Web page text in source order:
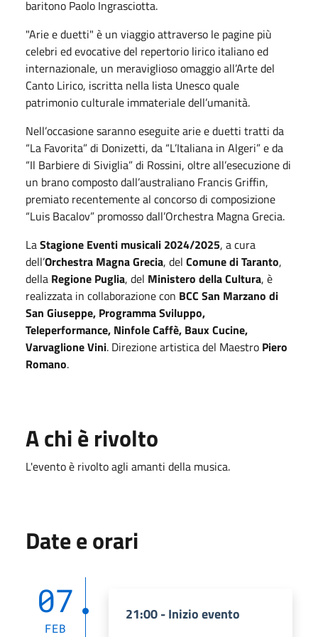
baritono Paolo Ingrasciotta.
"Arie e duetti" è un viaggio attraverso le pagine più
celebri ed evocative del repertorio lirico italiano ed
internazionale, un meraviglioso omaggio all’Arte del
Canto Lirico, iscritta nella lista Unesco quale
patrimonio culturale immateriale dell’umanità.
Nell’occasione saranno eseguite arie e duetti tratti da
“La Favorita” di Donizetti, da “L’Italiana in Algeri” e da
“Il Barbiere di Siviglia” di Rossini, oltre all’esecuzione di
un brano composto dall’australiano Francis Griffin,
premiato recentemente al concorso di composizione
“Luis Bacalov” promosso dall’Orchestra Magna Grecia.
LaStagione Eventi musicali 2024/2025, a cura
dell’Orchestra Magna Grecia, del Comune di Taranto,
della Regione Puglia, del Ministero della Cultura, è
realizzata in collaborazione con BCC San Marzano di
San Giuseppe, Programma Sviluppo,
Teleperformance, Ninfole Caffè, Baux Cucine,
Varvaglione Vini. Direzione artistica del Maestro Piero
Romano.
A chi è rivolto
L'evento è rivolto agli amanti della musica.
Date e orari
07
FEB
21:00 - Inizio evento